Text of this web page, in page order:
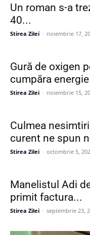
Un roman s-a
40...
Stirea Zilei - noiembrie 17,
Gură de oxigen
cumpăra
Stirea Zilei - noiembrie 15,
Culmea
curent ne spun
Stirea Zilei - octombrie 5,
Manelistul Adi
primit factura...
Stirea Zilei - septembrie 23,